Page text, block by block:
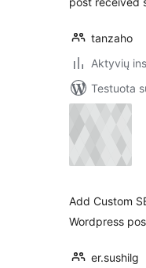
tanzaho
Aktyvių
Testuota
Add Custom
Wordpress
er.sushilg